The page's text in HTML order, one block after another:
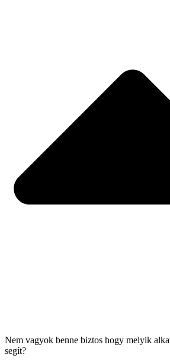
Nem vagyok benne biztos hogy melyik
segít?